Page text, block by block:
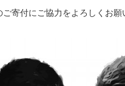
寄付にご協力をよろしくお願